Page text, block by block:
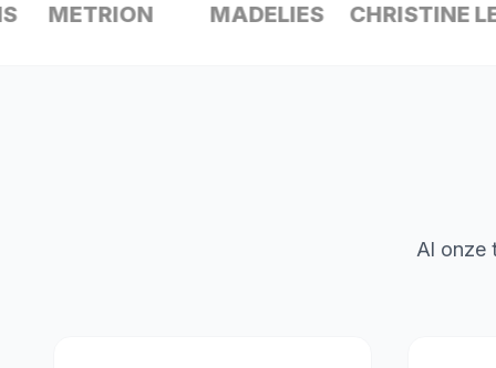
METRION MADELIES CHRISTINE LEYS
Al onze